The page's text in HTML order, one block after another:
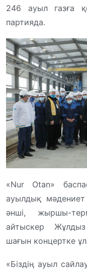
246 ауыл газға
партияда.
«Nur Otan»
ауылдық мәдениет
әнші, жыршы-
айтыскер
шағын концертке
«Біздің ауыл